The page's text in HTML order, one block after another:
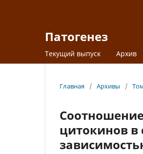
Патогенез
Текущий выпуск Архив
Главная / Архивы /
цитокинов в